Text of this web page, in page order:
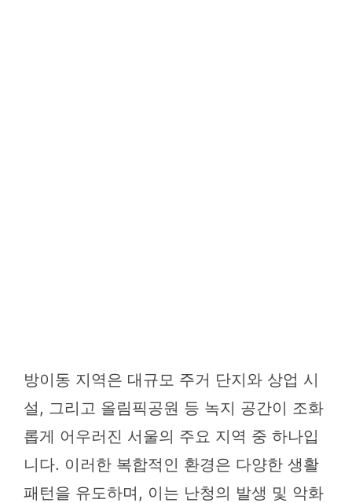
방이동 지역은 대규모 주거 단지와 상업 시
설, 그리고 올림픽공원 등 녹지 공간이 조화
롭게 어우러진 서울의 주요 지역 중 하나입
니다. 이러한 복합적인 환경은 다양한 생활
패턴을 유도하며, 이는 난청의 발생 및 악화